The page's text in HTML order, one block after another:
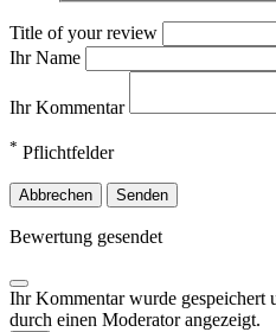
Title of your review
Ihr Name
Ihr Kommentar
* Pflichtfelder
Abbrechen Senden
Bewertung gesendet
Ihr Kommentar wurde gespeichert
durch einen Moderator angezeigt.